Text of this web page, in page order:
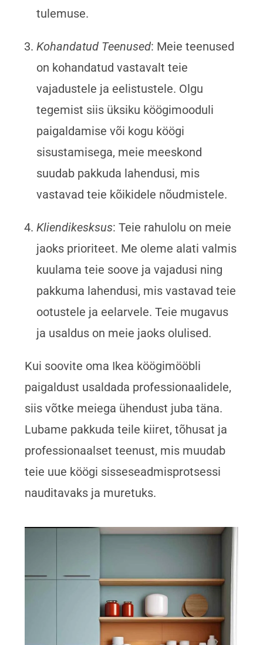
tulemuse.
Kohandatud Teenused: Meie teenused
on kohandatud vastavalt teie
vajadustele ja eelistustele. Olgu
tegemist siis üksiku köögimooduli
paigaldamise või kogu köögi
sisustamisega, meie meeskond
suudab pakkuda lahendusi, mis
vastavad teie kõikidele nõudmistele.
Kliendikesksus: Teie rahulolu on meie
jaoks prioriteet. Me oleme alati valmis
kuulama teie soove ja vajadusi ning
pakkuma lahendusi, mis vastavad teie
ootustele ja eelarvele. Teie mugavus
ja usaldus on meie jaoks olulised.
Kui soovite oma Ikea köögimööbli
paigaldust usaldada professionaalidele,
siis võtke meiega ühendust juba täna.
Lubame pakkuda teile kiiret, tõhusat ja
professionaalset teenust, mis muudab
teie uue köögi sisseseadmisprotsessi
nauditavaks ja muretuks.